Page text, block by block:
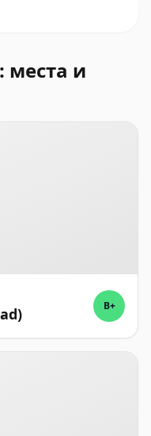
места и
B+